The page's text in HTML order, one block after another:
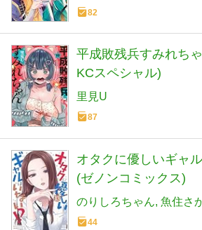
82
平成敗残兵すみれち
KCスペシャル)
里見U
87
オタクに優しいギャ
(ゼノンコミックス)
のりしろちゃん 魚住さ
44